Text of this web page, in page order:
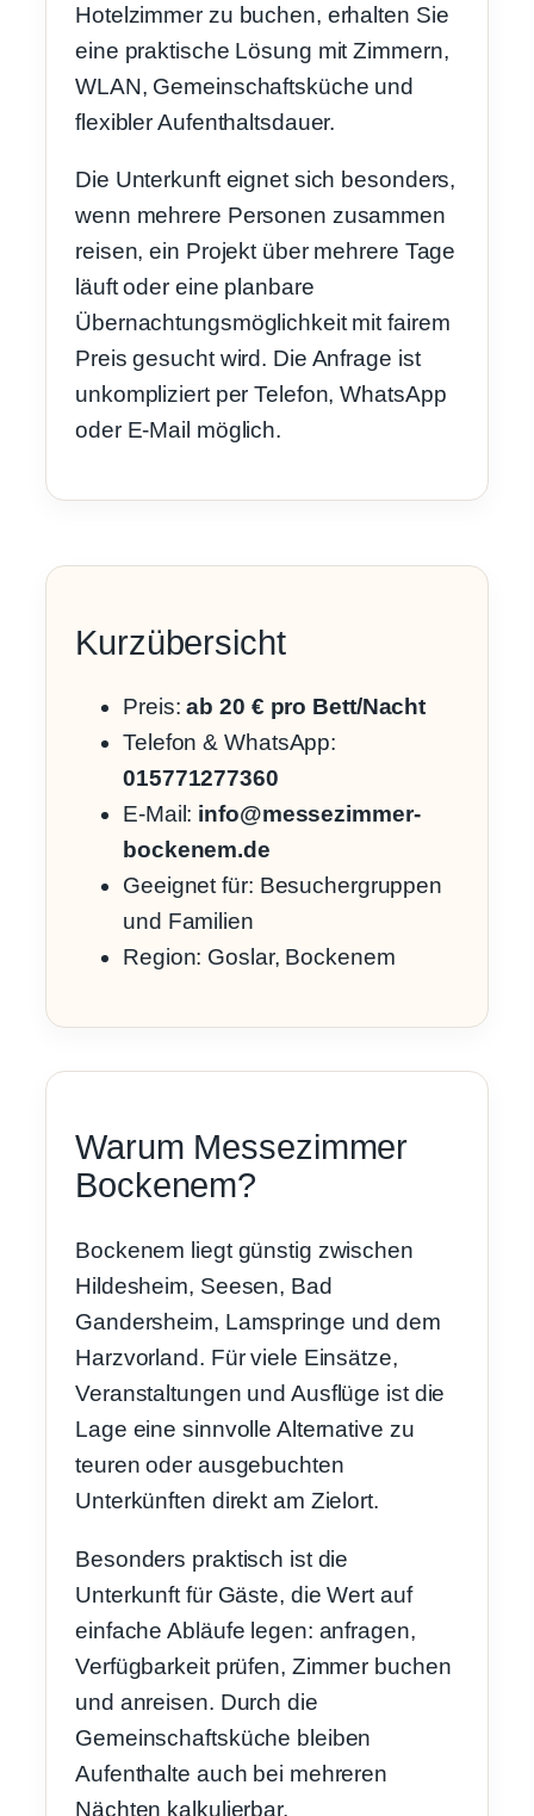
Hotelzimmer zu buchen, erhalten Sie
eine praktische Lösung mit Zimmern,
WLAN, Gemeinschaftsküche und
flexibler Aufenthaltsdauer.
Die Unterkunft eignet sich besonders,
wenn mehrere Personen zusammen
reisen, ein Projekt über mehrere Tage
läuft oder eine planbare
Übernachtungsmöglichkeit mit fairem
Preis gesucht wird. Die Anfrage ist
unkompliziert per Telefon, WhatsApp
oder E-Mail möglich.
Kurzübersicht
Preis:ab 20 € pro Bett/Nacht
Telefon & WhatsApp:
015771277360
E-Mail: info@messezimmer-
bockenem.de
Geeignet für: Besuchergruppen
und Familien
Region: Goslar, Bockenem
Warum Messezimmer
Bockenem?
Bockenem liegt günstig zwischen
Hildesheim, Seesen, Bad
Gandersheim, Lamspringe und dem
Harzvorland. Für viele Einsätze,
Veranstaltungen und Ausflüge ist die
Lage eine sinnvolle Alternative zu
teuren oder ausgebuchten
Unterkünften direkt am Zielort.
Besonders praktisch ist die
Unterkunft für Gäste, die Wert auf
einfache Abläufe legen: anfragen,
Verfügbarkeit prüfen, Zimmer buchen
und anreisen. Durch die
Gemeinschaftsküche bleiben
Aufenthalte auch bei mehreren
Nächten kalkulierbar.